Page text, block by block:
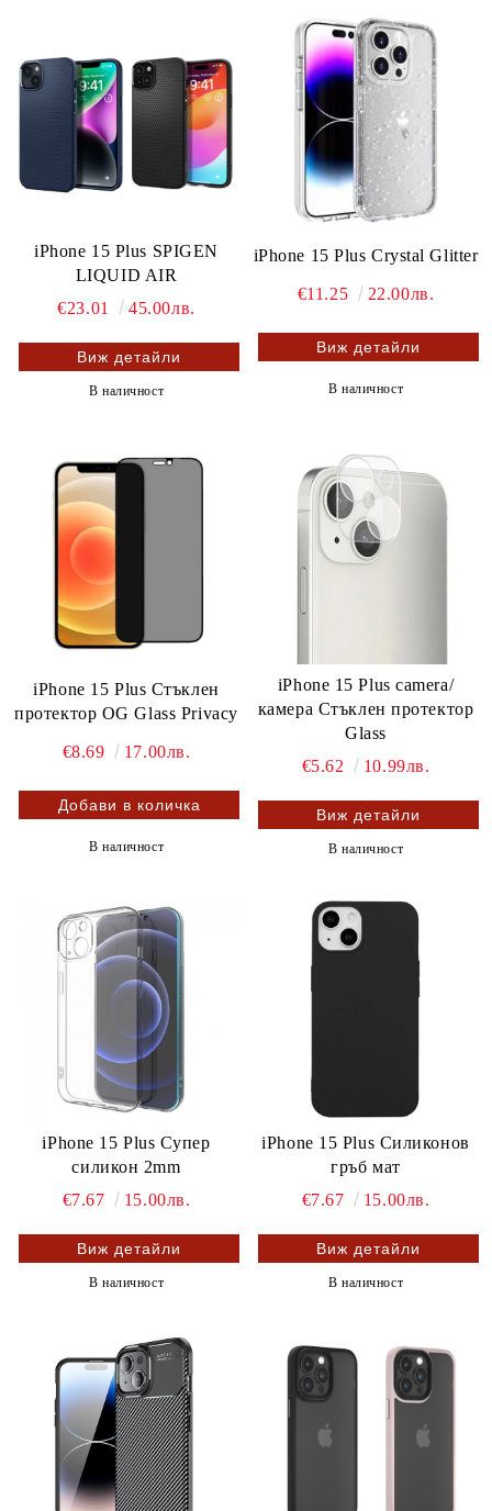
iPhone 15 Plus SPIGEN
LIQUID AIR
€23.01
45.00лв.
Виж детайли
В наличност
iPhone 15 Plus Crystal Glitter
€11.25 22.00лв.
Виж детайли
В наличност
iPhone 15 Plus Стъклен
протектор OG Glass Privacy
€8.69 17.00лв.
В наличност
iPhone 15 Plus camera/
камера Стъклен протектор
Glass
€5.62
10.99лв.
Виж детайли
В наличност
iPhone 15 Plus Супер
силикон 2mm
€7.67
15.00лв.
Виж детайли
В наличност
iPhone 15 Plus Силиконов
гръб мат
€7.67
15.00лв.
Виж детайли
В наличност